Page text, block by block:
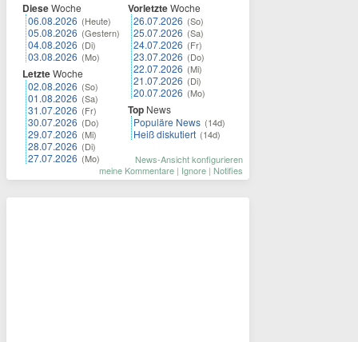
DieseWoche
06.08.2026 (Heute)
05.08.2026 (Gestern)
04.08.2026 (Di)
03.08.2026 (Mo)
LetzteWoche
02.08.2026 (So)
01.08.2026 (Sa)
31.07.2026 (Fr)
30.07.2026 (Do)
29.07.2026 (Mi)
28.07.2026 (Di)
27.07.2026 (Mo)
VorletzteWoche
26.07.2026 (So)
25.07.2026 (Sa)
24.07.2026 (Fr)
23.07.2026 (Do)
22.07.2026 (Mi)
21.07.2026 (Di)
20.07.2026 (Mo)
Top News
Populäre News (14d)
Heiß diskutiert (14d)
News-Ansicht konfigurieren
meine Kommentare | Ignore | Notifies